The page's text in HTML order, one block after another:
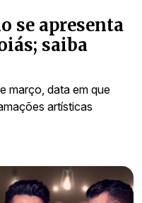
se apresenta
saiba
março, data em que
artísticas